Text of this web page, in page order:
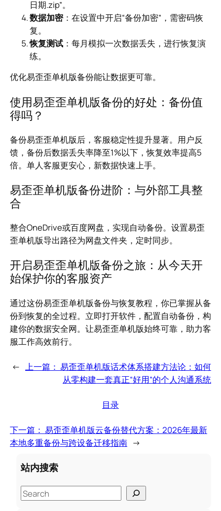
日期.zip”。
数据加密：在设置中开启“备份加密”，需密码恢
复。
恢复测试 ：每月模拟一次数据丢失，进行恢复演
练。
优化易歪歪单机版备份能让数据更可靠。
使用易歪歪单机版备份的好处：备份值
得吗？
备份易歪歪单机版后，客服稳定性提升显著。用户反
馈，备份后数据丢失率降至1%以下，恢复效率提高5
倍。单人客服更安心，新数据快速上手。
易歪歪单机版备份进阶：与外部工具整
合
整合OneDrive或百度网盘，实现自动备份。设置易歪
歪单机版导出路径为网盘文件夹，定时同步。
开启易歪歪单机版备份之旅：从今天开
始保护你的客服资产
通过这份易歪歪单机版备份与恢复教程，你已掌握从备
份到恢复的全过程。立即打开软件，配置自动备份，构
建你的数据安全网。让易歪歪单机版始终可靠，助力客
服工作高效前行。
← 上一篇： 易歪歪单机版话术体系搭建方法论：如何
从零构建一套真正“好用”的个人沟通系统
目录
下一篇： 易歪歪单机版云备份替代方案：2026年最新
本地多重备份与跨设备迁移指南 →
站内搜索
S
e